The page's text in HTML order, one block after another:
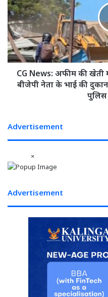
से
हमला,
तीन
आरोपी
गिरफ्तार
की
खेती
मामले
में
प्रशासन
का
एक्शन,
भाई
चला
बड़ी
में
CG News: अफीम की खेती
बीजेपी नेता के भाई की
Advertisement
×
Advertisement